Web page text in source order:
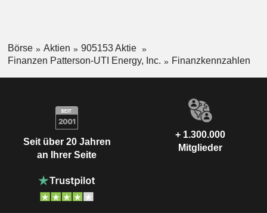
Börse Aktien
905153 Aktie
Finanzen Patterson-UTI Energy, Inc.
Finanzkennzahlen
Seit über 20 Jahren
an Ihrer Seite
+ 1.300.000
Mitglieder